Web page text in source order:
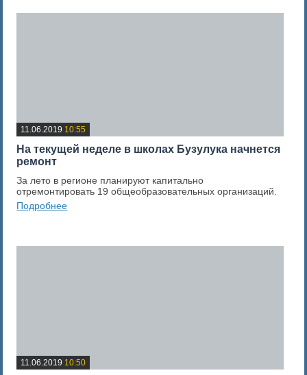
11.06.2019 10:55
На текущей неделе в школах Бузулука начнется
ремонт
За лето в регионе планируют капитально
отремонтировать 19 общеобразовательных организаций.
Подробнее
11.06.2019 10:50